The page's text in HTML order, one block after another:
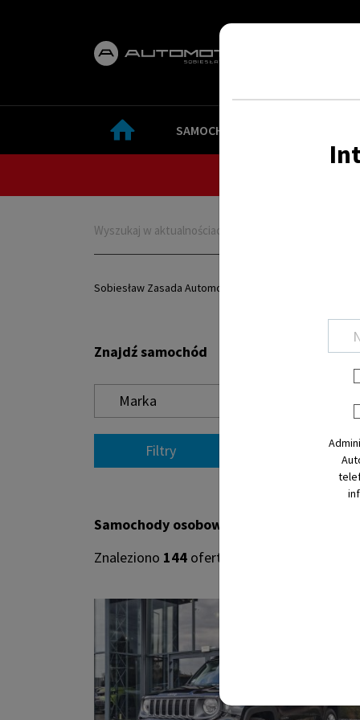
SAMOCHODY
Sobiesław Zasada Automotive
Znajdź samochód
Marka
Filtry Wyczyść filtry
Samochody osobowe
Znaleziono 144 ofert